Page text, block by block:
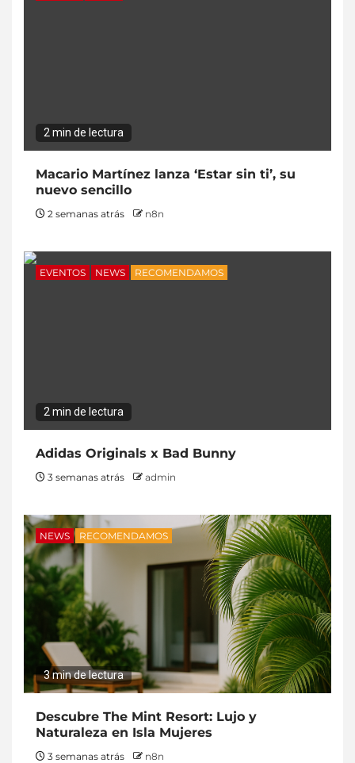
2 min de lectura
Macario Martínez lanza ‘Estar sin ti’, su
nuevo sencillo
2 semanas atrás n8n
EVENTOS NEWS RECOMENDAMOS
2 min de lectura
Adidas Originals x Bad Bunny
3 semanas atrás admin
NEWS RECOMENDAMOS
3 min de lectura
Descubre The Mint Resort: Lujo y
Naturaleza en Isla Mujeres
3 semanas atrás n8n